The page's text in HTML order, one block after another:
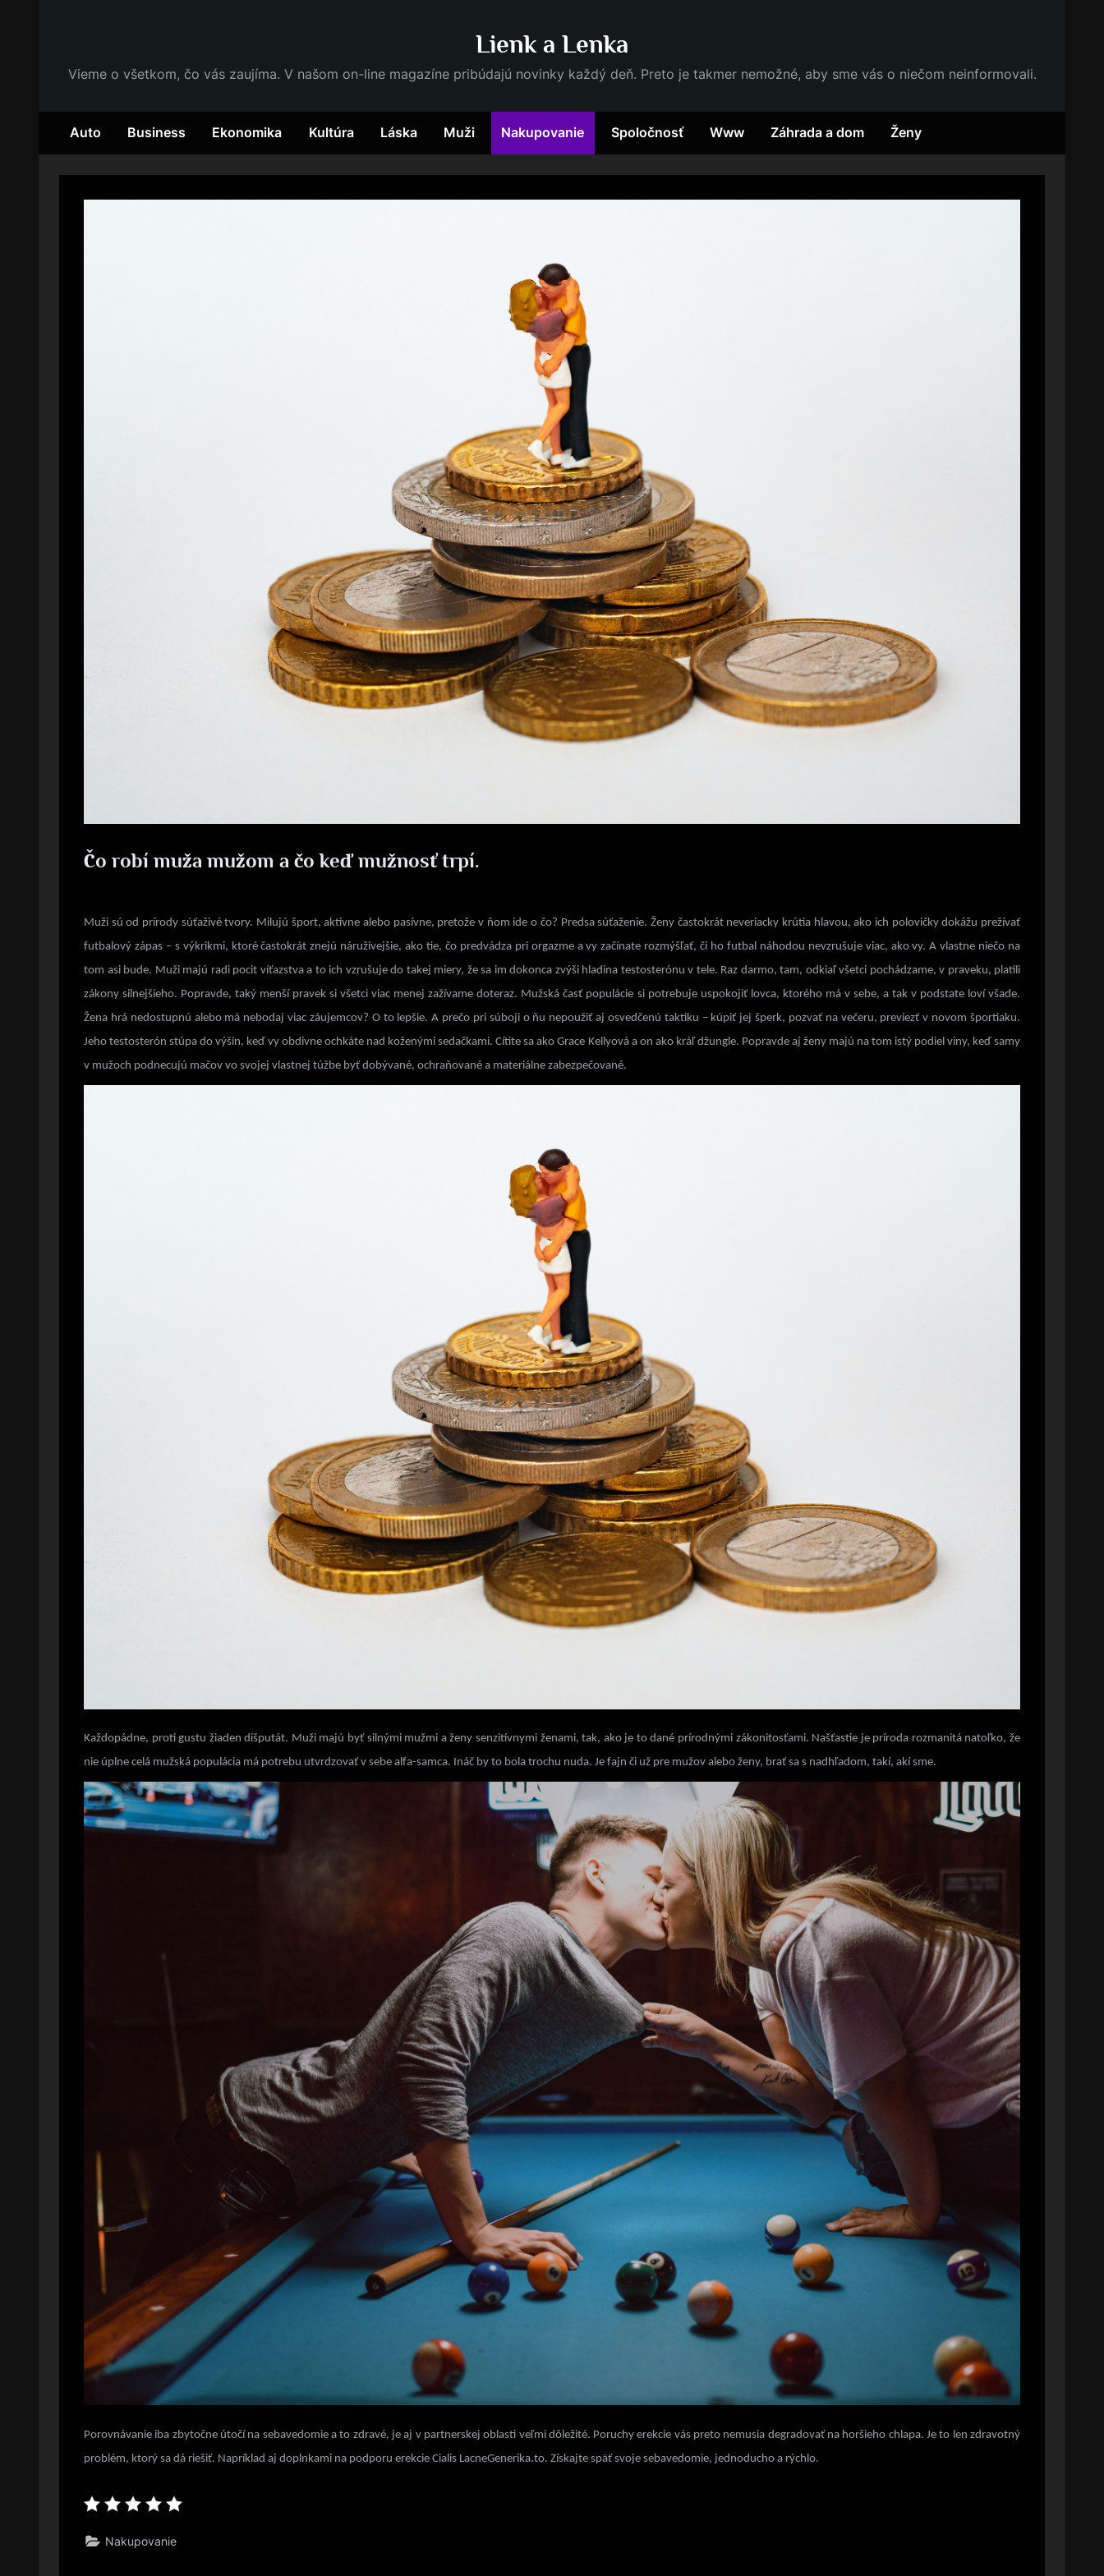
Lienk a Lenka
Vieme o všetkom, čo vás zaujíma. V našom on-line magazíne pribúdajú novinky každý deň. Preto je takmer nemožné, aby sme vás o niečom neinformovali.
Auto Business Ekonomika Kultúra Láska Muži Nakupovanie Spoločnosť Www Záhrada a dom Ženy
Čo robí muža mužom a čo keď mužnosť trpí.
on
Muži sú od prírody súťaživé tvory. Milujú šport, aktívne alebo pasívne, pretože v ňom ide o čo? Predsa súťaženie. Ženy častokrát neveriacky krútia hlavou, ako ich polovičky dokážu prežívať
futbalový zápas – s výkrikmi, ktoré častokrát znejú náruživejšie, ako tie, čo predvádza pri orgazme a vy začínate rozmýšľať, či ho futbal náhodou nevzrušuje viac, ako vy. A vlastne niečo na
tom asi bude. Muži majú radi pocit víťazstva a to ich vzrušuje do takej miery, že sa im dokonca zvýši hladina testosterónu v tele. Raz darmo, tam, odkiaľ všetci pochádzame, v praveku, platili
zákony silnejšieho. Popravde, taký menší pravek si všetci viac menej zažívame doteraz. Mužská časť populácie si potrebuje uspokojiť lovca, ktorého má v sebe, a tak v podstate loví všade.
Žena hrá nedostupnú alebo má nebodaj viac záujemcov? O to lepšie. A prečo pri súboji o ňu nepoužiť aj osvedčenú taktiku – kúpiť jej šperk, pozvať na večeru, previezť v novom športiaku.
Jeho testosterón stúpa do výšin, keď vy obdivne ochkáte nad koženými sedačkami. Cítite sa ako Grace Kellyová a on ako kráľ džungle. Popravde aj ženy majú na tom istý podiel viny, keď samy
v mužoch podnecujú mačov vo svojej vlastnej túžbe byť dobývané, ochraňované a materiálne zabezpečované.
Každopádne, proti gustu žiaden dišputát. Muži majú byť silnými mužmi a ženy senzitívnymi ženami, tak, ako je to dané prírodnými zákonitosťami. Našťastie je príroda rozmanitá natoľko, že
nie úplne celá mužská populácia má potrebu utvrdzovať v sebe alfa-samca. Ináč by to bola trochu nuda. Je fajn či už pre mužov alebo ženy, brať sa s nadhľadom, takí, akí sme.
Porovnávanie iba zbytočne útočí na sebavedomie a to zdravé, je aj v partnerskej oblasti veľmi dôležité. Poruchy erekcie vás preto nemusia degradovať na horšieho chlapa. Je to len zdravotný
problém, ktorý sa dá riešiť. Napríklad aj doplnkami na podporu erekcie Cialis LacneGenerika.to. Získajte späť svoje sebavedomie, jednoducho a rýchlo.
Nakupovanie